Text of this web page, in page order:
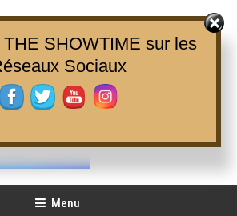
Menu
SHOWTIME sur les
Sociaux